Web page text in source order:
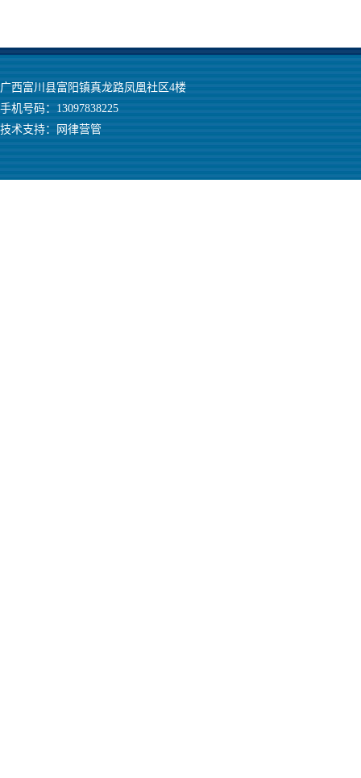
广西富川县富阳镇真龙路凤凰社区4楼
手机号码：13097838225
技术支持：
网律营管